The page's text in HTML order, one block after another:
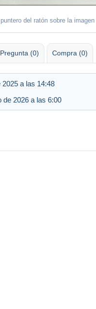
del ratón sobre la
Pregunta (0) Compra (0)
a las 14:48
de 2026 a las 6:00